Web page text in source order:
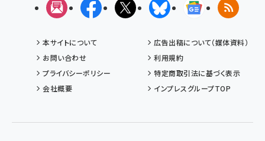
メルマガFacebookX(エックス)BlueskyGoogleニュ
RSS
本サイトについて
広告出稿について（媒体資料）
お問い合わせ
利用規約
プライバシーポリシー
特定商取引法に基づく表示
会社概要
インプレスグループTOP